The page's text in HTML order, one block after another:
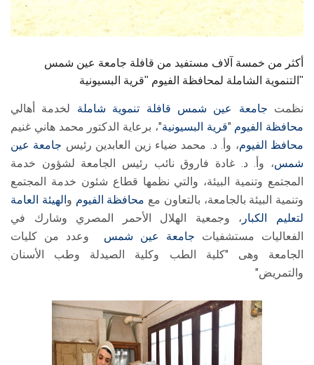
الزائـرون
أكثر من خمسة آلاف مستفيد من قافلة جامعة عين شمس
التنموية الشاملة لمحافظة الفيوم "قرية البسيونية"
نظمت جامعة عين شمس قافلة تنموية شاملة لخدمة أهالي
محافظة الفيوم "قرية البسيونية"، برعاية الدكتور محمد هاني غنيم
محافظ الفيوم، وأ. د. محمد ضياء زين العابدين رئيس جامعة عين
شمس، وأ. د. غادة فاروق نائب رئيس الجامعة لشؤون خدمة
المجتمع وتنمية البيئة، والتي نظمها قطاع شئون خدمة المجتمع
وتنمية البيئة بالجامعة، بالتعاون مع محافظة الفيوم و الهيئة العامة
لتعليم الكبار ، وجمعية الهلال الأحمر المصري وشارك في
الفعاليات مستشفيات جامعة عين شمس وعدد من كليات
الجامعة وهى "كلية الطب وكلية الصيدلة وطب الأسنان
والتمريض"